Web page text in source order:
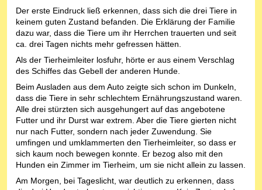
Der erste Eindruck ließ erkennen, dass sich die drei Tiere in
keinem guten Zustand befanden. Die Erklärung der Familie
dazu war, dass die Tiere um ihr Herrchen trauerten und seit
ca. drei Tagen nichts mehr gefressen hätten.
Als der Tierheimleiter losfuhr, hörte er aus einem Verschlag
des Schiffes das Gebell der anderen Hunde.
Beim Ausladen aus dem Auto zeigte sich schon im Dunkeln,
dass die Tiere in sehr schlechtem Ernährungszustand waren.
Alle drei stürzten sich ausgehungert auf das angebotene
Futter und ihr Durst war extrem. Aber die Tiere gierten nicht
nur nach Futter, sondern nach jeder Zuwendung. Sie
umfingen und umklammerten den Tierheimleiter, so dass er
sich kaum noch bewegen konnte. Er bezog also mit den
Hunden ein Zimmer im Tierheim, um sie nicht allein zu lassen.
Am Morgen, bei Tageslicht, war deutlich zu erkennen, dass